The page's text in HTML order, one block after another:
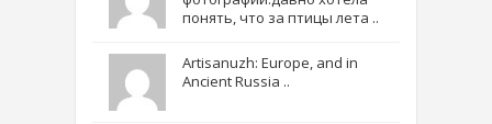
понять, что за птицы лета ..
Artisanuzh: Europe, and in
Ancient Russia ..